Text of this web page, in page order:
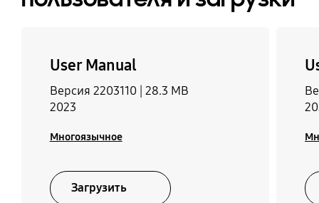
User Manual
Версия 2203110 | 28.3 MB
2023
Многоязычное
Загрузить